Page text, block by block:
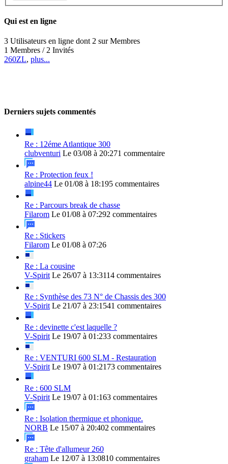
Qui est en ligne
3 Utilisateurs en ligne dont 2 sur Membres
1 Membres / 2 Invités
260ZL, plus...
Derniers sujets commentés
Re : 12éme Atlantique 300
clubventuri Le 03/08 à 20:271 commentaire
Re : Protection feux !
alpine44 Le 01/08 à 18:195 commentaires
Re : Parcours break de chasse
Filarom Le 01/08 à 07:292 commentaires
Re : Stickers
Filarom Le 01/08 à 07:26
Re : La cousine
V-Spirit Le 26/07 à 13:3114 commentaires
Re : Synthèse des 73 N° de Chassis des 300
V-Spirit Le 21/07 à 23:1541 commentaires
Re : devinette c'est laquelle ?
V-Spirit Le 19/07 à 01:233 commentaires
Re : VENTURI 600 SLM - Restauration
V-Spirit Le 19/07 à 01:21 73 commentaires
Re : 600 SLM
V-Spirit Le 19/07 à 01:163 commentaires
Re : Isolation thermique et phonique.
NORB Le 15/07 à 20:402 commentaires
Re : Tête d'allumeur 260
graham Le 12/07 à 13:0810 commentaires